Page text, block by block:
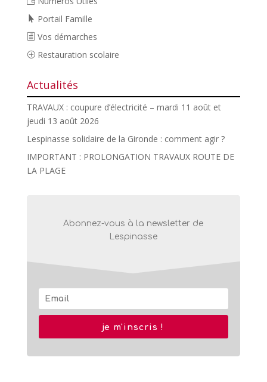
Portail Famille
Vos démarches
Restauration scolaire
Actualités
TRAVAUX : coupure d’électricité – mardi 11 août et
jeudi 13 août 2026
Lespinasse solidaire de la Gironde : comment agir ?
IMPORTANT : PROLONGATION TRAVAUX ROUTE DE
LA PLAGE
Abonnez-vous à la newsletter de
Lespinasse
je m'inscris !